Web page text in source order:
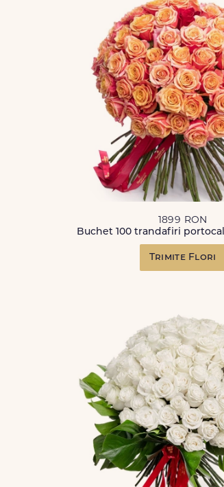
1899 RON
Buchet 100 trandafiri
Trimite Flori